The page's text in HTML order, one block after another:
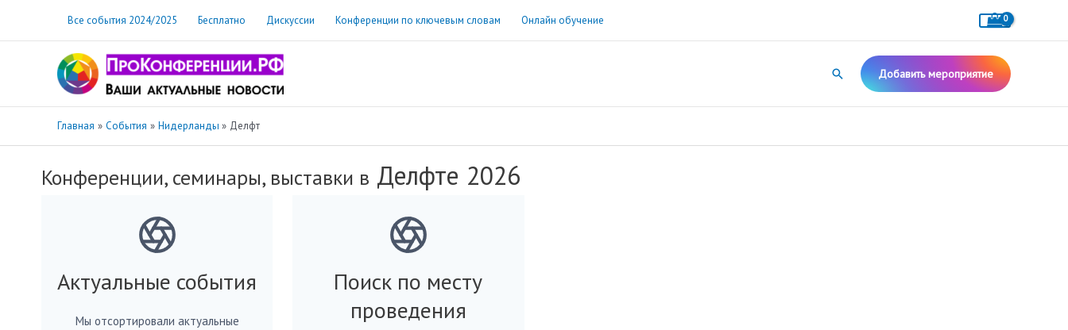
содержимому
Все события 2024/2025 Бесплатно Дискуссии Конференции по ключевым словам Онлайн обучение
Поиск Добавить мероприятие
Главная События Нидерланды Делфт
Конференции, семинары, выставки в Делфте 2026
Актуальные события
Мы отсортировали актуальные
Поиск по месту
проведения